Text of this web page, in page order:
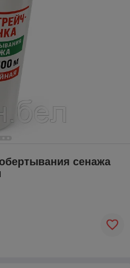
сенажа